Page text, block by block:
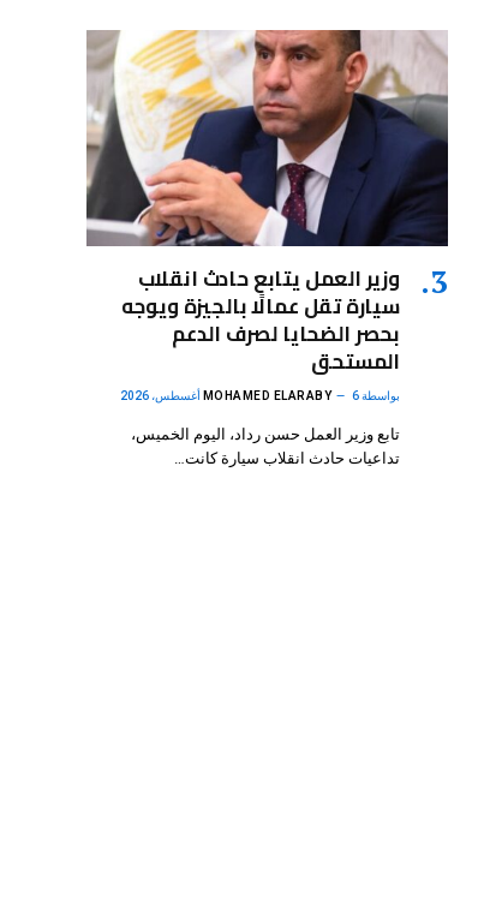
وزير العمل يتابع حادث انقلاب
سيارة تقل عمالًا بالجيزة ويوجه
بحصر الضحايا لصرف الدعم
المستحق
بواسطة MOHAMED ELARABY 6 أغسطس، 2026
تابع وزير العمل حسن رداد، اليوم الخميس،
تداعيات حادث انقلاب سيارة كانت…